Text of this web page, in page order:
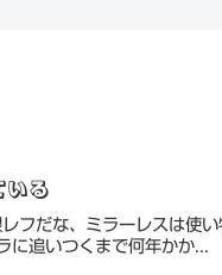
る
フだな、ミラーレスは使
追いつくまで何年かか...